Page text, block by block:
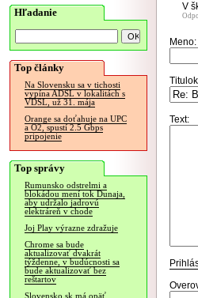
Hľadanie
Top články
Na Slovensku sa v tichosti
vypína ADSL v lokalitách s
VDSL, už 31. mája
Orange sa doťahuje na UPC
a O2, spustí 2.5 Gbps
pripojenie
Top správy
Rumunsko odstrelmi a
blokádou mení tok Dunaja,
aby udržalo jadrovú
elektráreň v chode
Joj Play výrazne zdražuje
Chrome sa bude
aktualizovať dvakrát
týždenne, v budúcnosti sa
bude aktualizovať bez
reštartov
Slovensko.sk má opäť
V
Meno:
Text: